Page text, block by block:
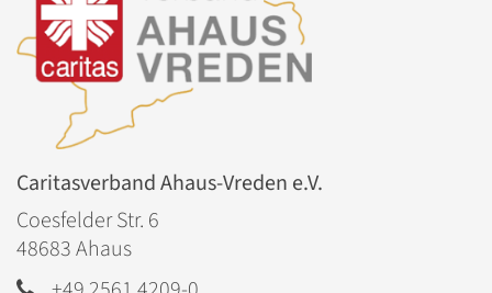
Caritasverband Ahaus-Vreden e.V.
Coesfelder Str. 6
48683Ahaus